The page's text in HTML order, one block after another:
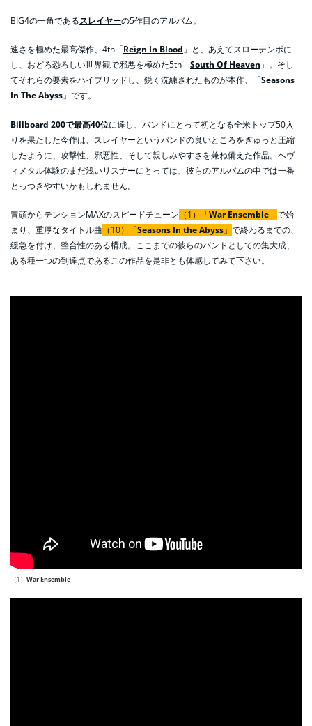
BIG4の一角であるスレイヤーの5作目のアルバム。
速さを極めた最高傑作、4th「Reign In Blood 」と、あえてスローテンポに
し、おどろ恐ろしい世界観で邪悪を極めた5th「South Of Heaven 」。そし
てそれらの要素をハイブリッドし、鋭く洗練されたものが本作、「Seasons
In The Abyss 」です。
Billboard 200で最高40位に達し、バンドにとって初となる全米トップ50入
りを果たした今作は、スレイヤーというバンドの良いところをぎゅっと圧縮
したように、攻撃性、邪悪性、そして親しみやすさを兼ね備えた作品。ヘヴ
ィメタル体験のまだ浅いリスナーにとっては、彼らのアルバムの中では一番
とっつきやすいかもしれません。
冒頭からテンションMAXのスピードチューン （1）「War Ensemble 」 で始
まり、重厚なタイトル曲 （10）「Seasons In the Abyss 」 で終わるまでの、
緩急を付け、整合性のある構成。ここまでの彼らのバンドとしての集大成、
ある種一つの到達点であるこの作品を是非とも体感してみて下さい。
（1） War Ensemble